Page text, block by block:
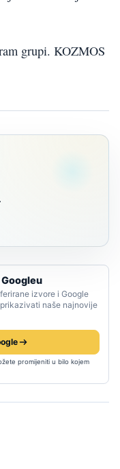
grupi. KOZMOS
izvore i Google
naše najnovije
promijeniti u bilo kojem